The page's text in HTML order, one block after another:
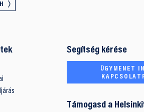
Segítség kérése
ÜGYMENET
Támogasd a